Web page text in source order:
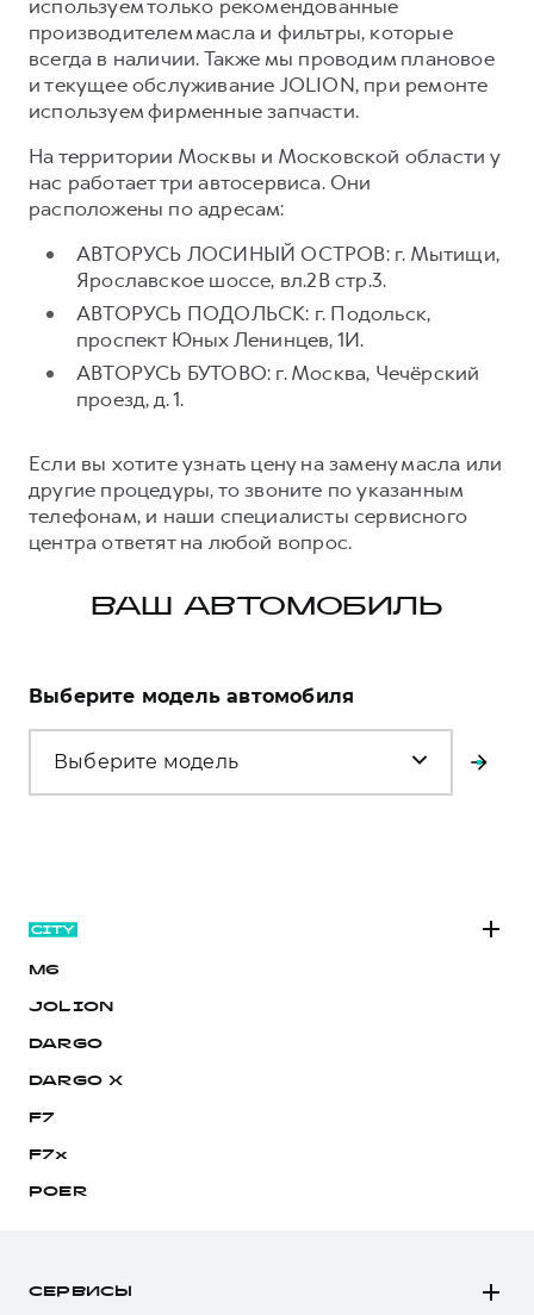
используем только рекомендованные
производителем масла и фильтры, которые
всегда в наличии. Также мы проводим плановое
и текущее обслуживание JOLION, при ремонте
используем фирменные запчасти.
На территории Москвы и Московской области у
нас работает три автосервиса. Они
расположены по адресам:
АВТОРУСЬ ЛОСИНЫЙ ОСТРОВ: г. Мытищи,
Ярославское шоссе, вл.2В стр.3.
АВТОРУСЬ ПОДОЛЬСК: г. Подольск,
проспект Юных Ленинцев, 1И.
АВТОРУСЬ БУТОВО: г. Москва, Чечёрский
проезд, д. 1.
Если вы хотите узнать цену на замену масла или
другие процедуры, то звоните по указанным
телефонам, и наши специалисты сервисного
центра ответят на любой вопрос.
ВАШ АВТОМОБИЛЬ
Выберите модель автомобиля
Выберите модель
M6
JOLION
DARGO
DARGO Х
F7
F7x
POER
СЕРВИСЫ